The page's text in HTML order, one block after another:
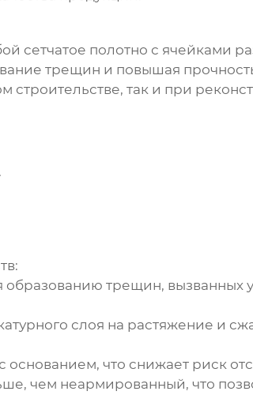
сетчатое полотно с ячейками
трещин и повышая
так и при
образованию трещин, вызванных
слоя на растяжение и
что снижает риск
чем неармированный, что